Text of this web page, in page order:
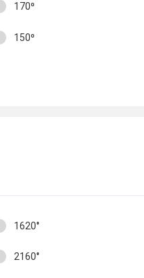
170⁰
150⁰
1620°
2160°